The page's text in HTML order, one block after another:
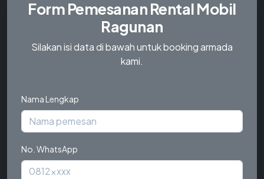
Form PemesananRental Mobil
Ragunan
Silakan isi data di bawah untuk booking armada
kami.
Nama Lengkap
No. WhatsApp